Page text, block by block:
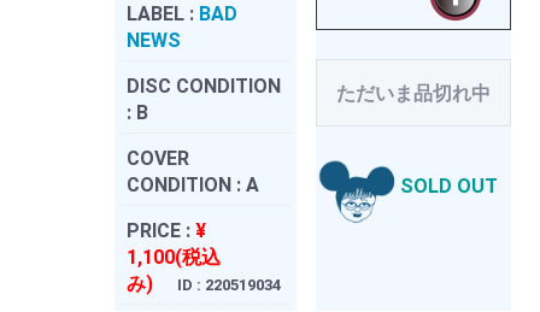
LABEL : BAD
NEWS
DISC CONDITION
: B
COVER
CONDITION : A
PRICE : ¥
1,100(税込
み)
ID : 220519034
ただいま品切れ中
SOLD OUT